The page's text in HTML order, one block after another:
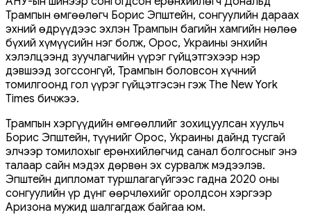
Трампын өмгөөлөгч Борис Эпштейн, сонгуулийн дараах
эхний өдрүүдээс эхлэн Трампын багийн хамгийн нөлөө
бүхий хүмүүсийн нэг болж, Орос, Украины энхийн
хэлэлцээнд зуучлагчийн үүрэг гүйцэтгэхээр нэр
дэвшээд зогссонгүй, Трампын боловсон хүчний
томилгоонд гол үүрэг гүйцэтгэсэн гэж The New York
Times бичжээ.
Трампын хэргүүдийн өмгөөллийг зохицуулсан хуульч
Борис Эпштейн, түүнийг Орос, Украины дайнд тусгай
элчээр томилохыг ерөнхийлөгчид санал болгосныг энэ
талаар сайн мэдэх дөрвөн эх сурвалж мэдээлэв.
Эпштейн дипломат туршлагагүйгээс гадна 2020 оны
сонгуулийн үр дүнг өөрчлөхийг оролдсон хэргээр
Аризона мужид шалгагдаж байгаа юм.